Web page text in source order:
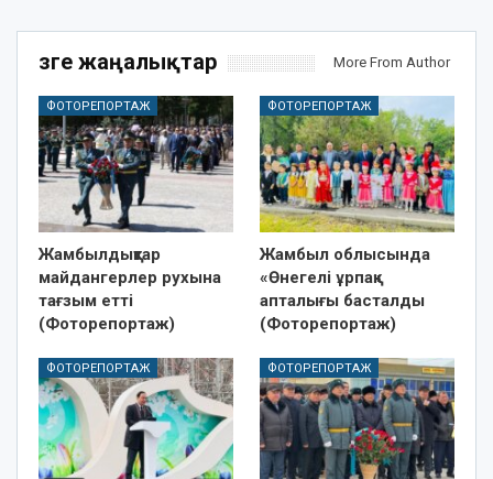
Өзге жаңалықтар More From Author
ФОТОРЕПОРТАЖ
Жамбылдықтар
майдангерлер рухына
тағзым етті
(Фоторепортаж)
ФОТОРЕПОРТАЖ
Жамбыл облысында
«Өнегелі ұрпақ»
апталығы басталды
(Фоторепортаж)
ФОТОРЕПОРТАЖ ФОТОРЕПОРТАЖ